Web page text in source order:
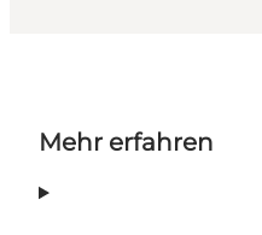
Mehr erfahren